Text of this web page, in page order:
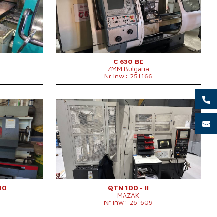
x 1820
Średnica toczenia
630 mm
Długość toczenia
1000 mm
Łoże skośne
nie
Przejście przez wrzeciono
103 mm
Głowica rewolwerowa
tak
Średnica toczenia nad suportem430 mm
C 630 BE
ZMM Bulgaria
Nr inw.: 251166
Plus 4110
/min.
1370 x
Rok produkcji:
2007
System sterowania
tak
System sterowania MazatrolMATRIX NEXUS
Średnica toczenia
280 mm
Długość toczenia
334 mm
Łoże skośne
tak
Przejście przez wrzeciono
51 mm
Głowica rewolwerowa
tak
Ciężar maszyny
3700 kg
Obroty wrzeciona
0 - 6000 /min.
QTN 100 - II
MAZAK
Nr inw.: 261609